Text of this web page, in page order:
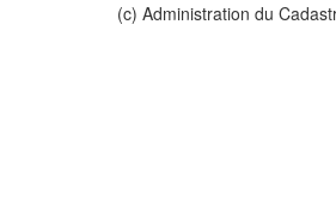
(c) Administration du